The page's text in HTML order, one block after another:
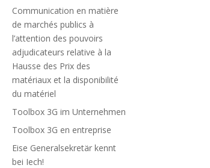
Communication en matière
de marchés publics à
l’attention des pouvoirs
adjudicateurs relative à la
Hausse des Prix des
matériaux et la disponibilité
du matériel
Toolbox 3G im Unternehmen
Toolbox 3G en entreprise
Eise Generalsekretär kennt
bei Iech!